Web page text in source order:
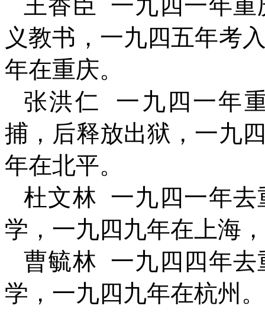
王香臣
一九四一年
义教书，一九四五年考
年在重庆。
张洪仁
一九四一年
捕，后释放出狱，一九
年在北平。
杜文林 一九四一年
学，一九四九年在上海
曹毓林 一九四四年
学，一九四九年在杭州。